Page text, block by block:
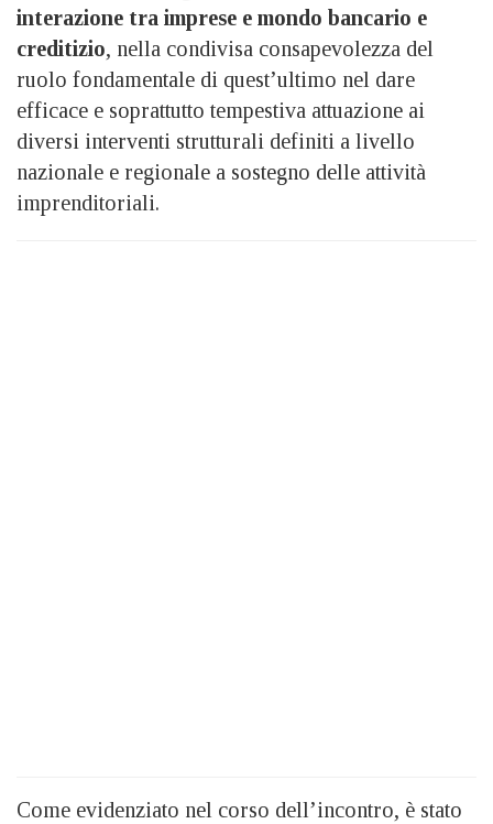
interazione tra imprese e mondo bancario e
creditizio, nella condivisa consapevolezza del
ruolo fondamentale di quest’ultimo nel dare
efficace e soprattutto tempestiva attuazione ai
diversi interventi strutturali definiti a livello
nazionale e regionale a sostegno delle attività
imprenditoriali.
Come evidenziato nel corso dell’incontro, è stato